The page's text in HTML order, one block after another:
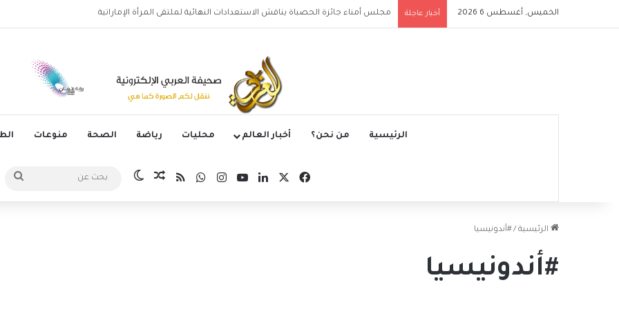
الخميس, أغسطس 6 2026 أخبار عاجلة ملعب الرياض إير ميتروبوليتانو يستضيف قمة إسبانيا وإنجلترا في دوري الأمم الأوروبية
الرئيسية من نحن؟ أخبار العالم محليات رياضة الصحة منوعات
فيسبوك لينكدإن‫YouTubeانستقرامواتسابملخص الموقع RSS
مقال عشوائي
الوضع المظلم
عن
الرئيسية / #أندونيسيا
#أندونيسيا